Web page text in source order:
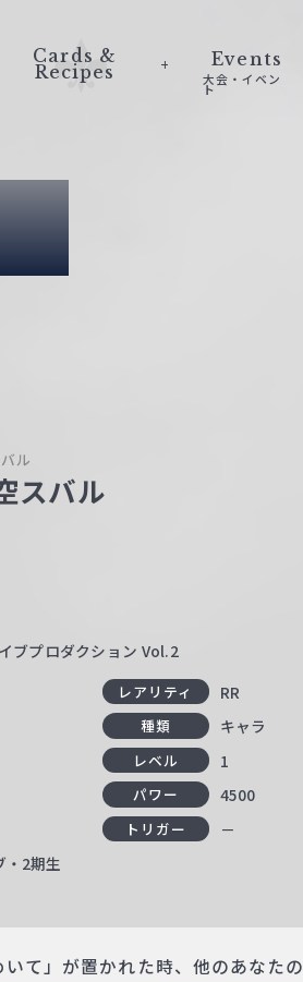
Cards &
Recipes
Events
大会・イベン
ト
ル
スバル
ブプロダクション Vol.2
レアリティ RR
種類 キャラ
レベル 1
パワー 4500
トリガー －
・2期生
て」が置かれた時、他のあなたの